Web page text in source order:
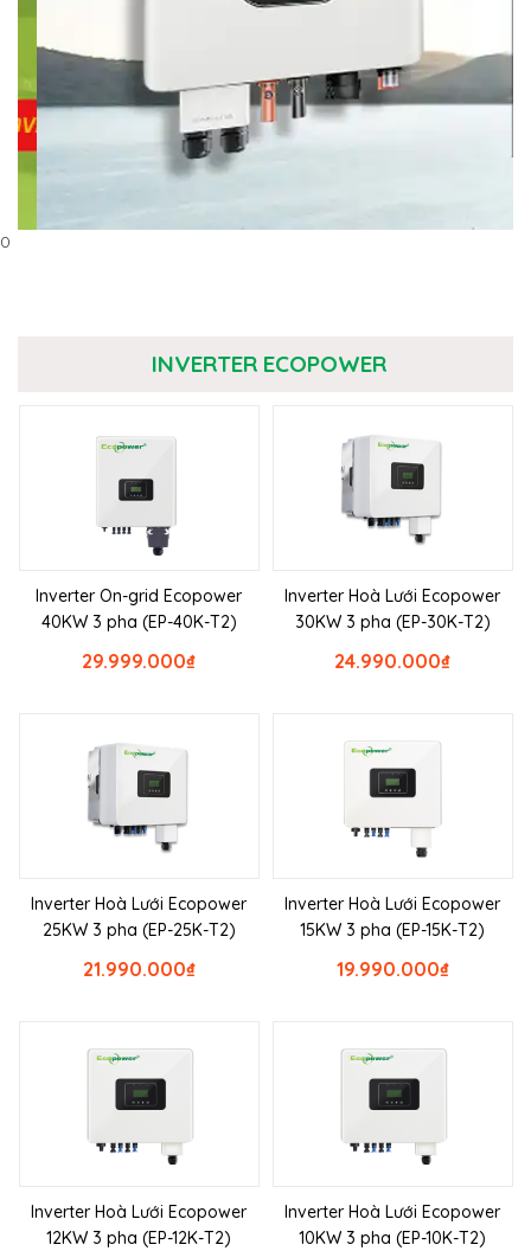
0
INVERTER ECOPOWER
Inverter On-grid Ecopower
40KW 3 pha (EP-40K-T2)
₫
29.999.000
Inverter Hoà Lưới Ecopower
30KW 3 pha (EP-30K-T2)
₫
24.990.000
Inverter Hoà Lưới Ecopower
25KW 3 pha (EP-25K-T2)
₫
21.990.000
Inverter Hoà Lưới Ecopower
15KW 3 pha (EP-15K-T2)
₫
19.990.000
Inverter Hoà Lưới Ecopower
12KW 3 pha (EP-12K-T2)
Inverter Hoà Lưới Ecopower
10KW 3 pha (EP-10K-T2)